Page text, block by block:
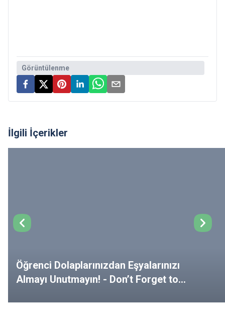
Görüntülenme
İlgili İçerikler
Öğrenci Dolaplarınızdan Eşyalarınızı
Almayı Unutmayın! - Don’t Forget to